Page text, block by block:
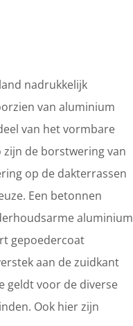
nadrukkelijk
van aluminium
van het vormbare
de borstwering van
op de dakterrassen
Een betonnen
aluminium
gepoedercoat
aan de zuidkant
geldt voor de diverse
Ook hier zijn